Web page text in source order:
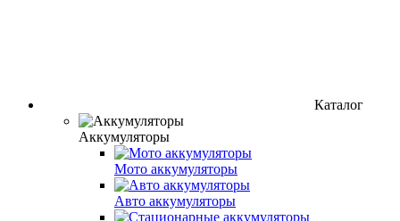
Каталог
Аккумуляторы
Мото аккумуляторы
Авто аккумуляторы